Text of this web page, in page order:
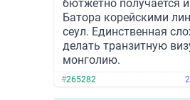
бютжетно получается
Батора корейскими
сеул. Единственная
делать транзитную
монголию.
#265282